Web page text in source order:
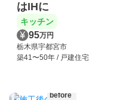
はIHに
キッチン
95万円
栃木県宇都宮市
築41〜50年 / 戸建住宅
before